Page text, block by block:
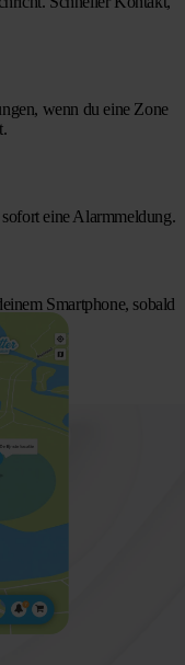
wenn du eine Zone
eine Alarmmeldung.
Smartphone, sobald